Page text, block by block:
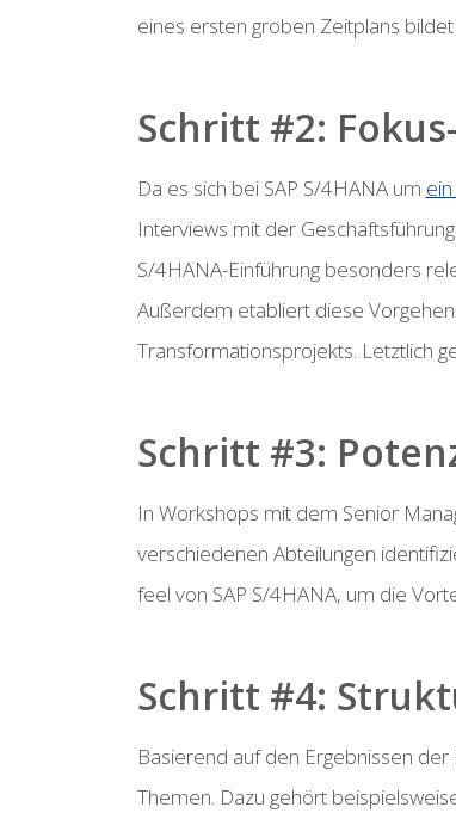
eines ersten groben Zeitplans
Schritt #2:
Da es sich bei SAP S/4HANA um
Interviews mit der
S/4HANA-Einführung besonders
Außerdem etabliert diese
Transformationsprojekts. Letztlich
Schritt #3:
In Workshops mit dem Senior
verschiedenen Abteilungen
feel von SAP S/4HANA, um die
Schritt #4:
Basierend auf den Ergebnissen
Themen. Dazu gehört